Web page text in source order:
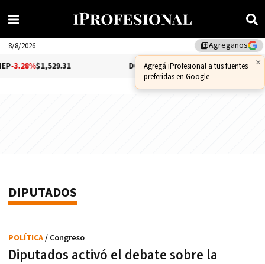
library_addAgreganos
8/8/2026
$1,529.31 DÓLAR CCL -1.25% $1,556.14
DIPUTADOS
Diputados activó el debate sobre la
POLÍTICA/ Congreso